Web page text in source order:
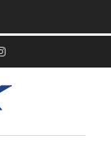
Instagram